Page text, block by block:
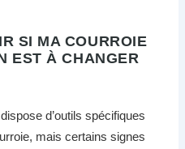
SI MA COURROIE
EST À CHANGER
d’outils spécifiques
mais certains signes